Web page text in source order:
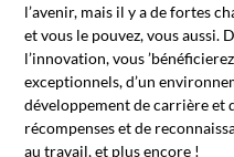
l’avenir, mais il y a de fortes
et vous le pouvez, vous aussi.
l’innovation, vous
exceptionnels, d’un
développement de carrière et
récompenses et de
au travail, et plus encore !